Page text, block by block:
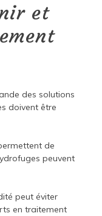
et
des solutions
doivent être
de
peuvent
peut éviter
en traitement